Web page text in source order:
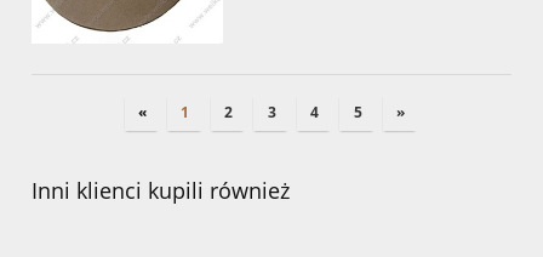
« 1 2 3 4 5 »
Inni klienci kupili również